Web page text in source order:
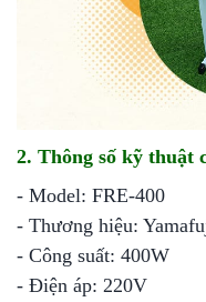
2. Thông số kỹ thuật
- Model: FRE-400
- Thương hiệu:
- Công suất: 400W
- Điện áp: 220V